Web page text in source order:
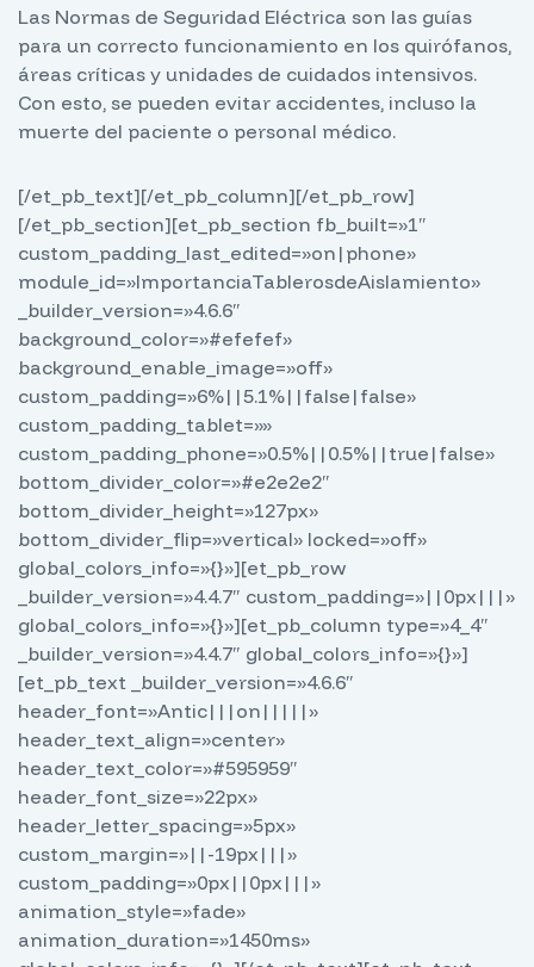
Las Normas de Seguridad Eléctrica son las guías
para un correcto funcionamiento en los quirófanos,
áreas críticas y unidades de cuidados intensivos.
Con esto, se pueden evitar accidentes, incluso la
muerte del paciente o personal médico.
[/et_pb_text][/et_pb_column][/et_pb_row]
[/et_pb_section][et_pb_section fb_built=»1″
custom_padding_last_edited=»on|phone»
module_id=»ImportanciaTablerosdeAislamiento»
_builder_version=»4.6.6″
background_color=»#efefef»
background_enable_image=»off»
custom_padding=»6%||5.1%||false|false»
custom_padding_tablet=»»
custom_padding_phone=»0.5%||0.5%||true|false»
bottom_divider_color=»#e2e2e2″
bottom_divider_height=»127px»
bottom_divider_flip=»vertical» locked=»off»
global_colors_info=»{}»][et_pb_row
_builder_version=»4.4.7″ custom_padding=»||0px|||»
global_colors_info=»{}»][et_pb_column type=»4_4″
_builder_version=»4.4.7″ global_colors_info=»{}»]
[et_pb_text _builder_version=»4.6.6″
header_font=»Antic|||on|||||»
header_text_align=»center»
header_text_color=»#595959″
header_font_size=»22px»
header_letter_spacing=»5px»
custom_margin=»||-19px|||»
custom_padding=»0px||0px|||»
animation_style=»fade»
animation_duration=»1450ms»